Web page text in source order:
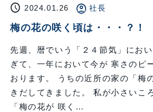
schedule 2024.01.26 account_circle 社長
梅の花の咲く頃は・・・？！
先週、暦でいう「２４節気」にお
ぎて、一年において今が 寒さのピ
おります。 うちの近所の家の「梅
きだしてきました。 私が小さいこ
「梅の花が 咲く…